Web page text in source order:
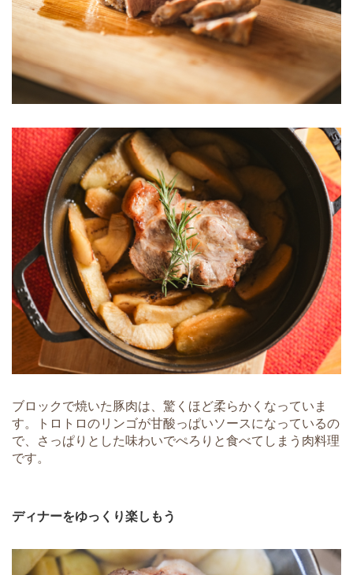
ブロックで焼いた豚肉は、驚くほど柔らかくなっていま
す。トロトロのリンゴが甘酸っぱいソースになっているの
で、さっぱりとした味わいでぺろりと食べてしまう肉料理
です。
ディナーをゆっくり楽しもう